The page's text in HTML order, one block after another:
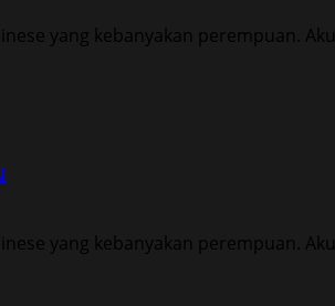
yang kebanyakan perempuan.
yang kebanyakan perempuan.